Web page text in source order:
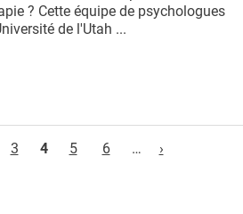
? Cette équipe de psychologues
de l'Utah ...
3 4 5 6 … ›